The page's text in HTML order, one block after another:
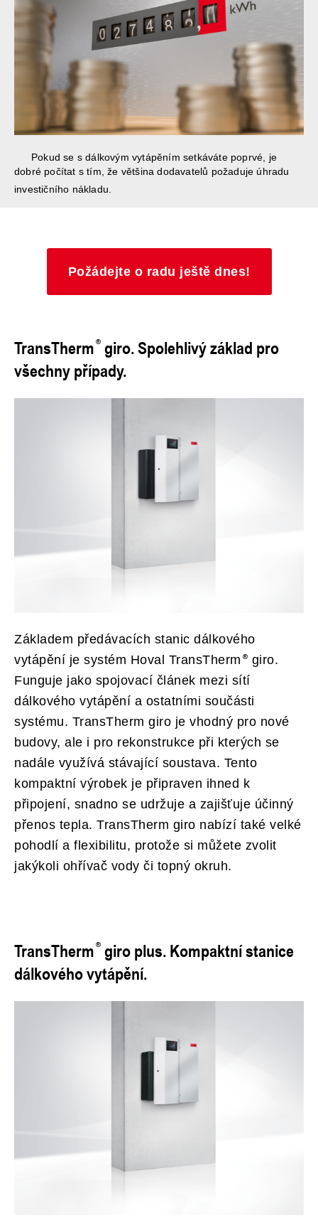
Pokud se s dálkovým vytápěním setkáváte poprvé, je
dobré počítat s tím, že většina dodavatelů požaduje úhradu
investičního nákladu.
Požádejte o radu ještě dnes!
TransTherm giro. Spolehlivý základ pro
všechny případy.
Základem předávacích stanic dálkového
vytápění je systém Hoval TransTherm giro.
Funguje jako spojovací článek mezi sítí
dálkového vytápění a ostatními součásti
systému. TransTherm giro je vhodný pro nové
budovy, ale i pro rekonstrukce při kterých se
nadále využívá stávající soustava. Tento
kompaktní výrobek je připraven ihned k
připojení, snadno se udržuje a zajišťuje účinný
přenos tepla. TransTherm giro nabízí také velké
pohodlí a flexibilitu, protože si můžete zvolit
jakýkoli ohřívač vody či topný okruh.
TransTherm giro plus. Kompaktní stanice
dálkového vytápění.